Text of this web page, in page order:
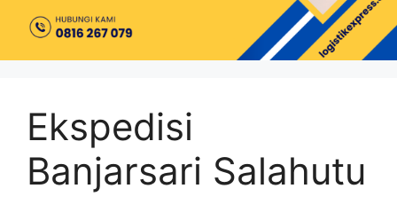
Ekspedisi
Banjarsari Salahutu